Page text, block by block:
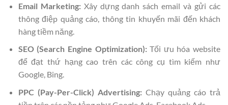
Email Marketing:Xây dựng danh sách email và gửi các
thông điệp quảng cáo, thông tin khuyến mãi đến khách
hàng tiềm năng.
SEO (Search Engine Optimization):Tối ưu hóa website
để đạt thứ hạng cao trên các công cụ tìm kiếm như
Google, Bing.
PPC (Pay-Per-Click) Advertising:Chạy quảng cáo trả